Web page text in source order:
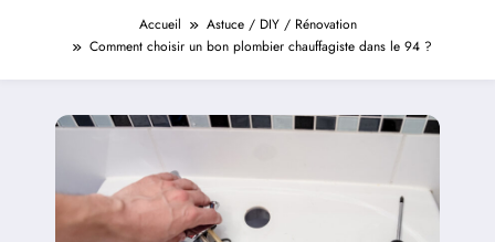
Accueil
Astuce / DIY / Rénovation
Comment choisir un bon plombier chauffagiste dans le 94 ?